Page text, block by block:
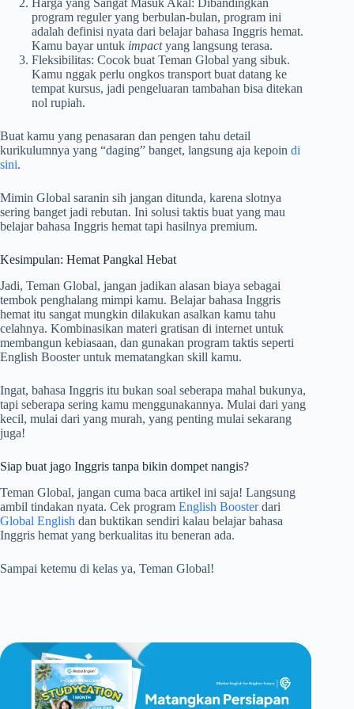
Harga yang Sangat Masuk Akal: Dibandingkan
program reguler yang berbulan-bulan, program ini
adalah definisi nyata dari belajar bahasa Inggris hemat.
Kamu bayar untuk impactyang langsung terasa.
Fleksibilitas: Cocok buat Teman Global yang sibuk.
Kamu nggak perlu ongkos transport buat datang ke
tempat kursus, jadi pengeluaran tambahan bisa ditekan
nol rupiah.
Buat kamu yang penasaran dan pengen tahu detail
kurikulumnya yang “daging” banget, langsung aja kepoin di
sini.
Mimin Global saranin sih jangan ditunda, karena slotnya
sering banget jadi rebutan. Ini solusi taktis buat yang mau
belajar bahasa Inggris hemat tapi hasilnya premium.
Kesimpulan: Hemat Pangkal Hebat
Jadi, Teman Global, jangan jadikan alasan biaya sebagai
tembok penghalang mimpi kamu. Belajar bahasa Inggris
hemat itu sangat mungkin dilakukan asalkan kamu tahu
celahnya. Kombinasikan materi gratisan di internet untuk
membangun kebiasaan, dan gunakan program taktis seperti
English Booster untuk mematangkan skill kamu.
Ingat, bahasa Inggris itu bukan soal seberapa mahal bukunya,
tapi seberapa sering kamu menggunakannya. Mulai dari yang
kecil, mulai dari yang murah, yang penting mulai sekarang
juga!
Siap buat jago Inggris tanpa bikin dompet nangis?
Teman Global, jangan cuma baca artikel ini saja! Langsung
ambil tindakan nyata. Cek program English Boosterdari
Global English dan buktikan sendiri kalau belajar bahasa
Inggris hemat yang berkualitas itu beneran ada.
Sampai ketemu di kelas ya, Teman Global!